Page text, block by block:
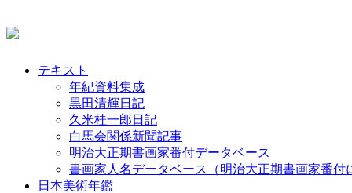
テキスト
年紀資料集成
黒田清輝日記
久米桂一郎日記
白馬会関係新聞記事
明治大正期書画家番付データベース
書画家人名データベース（明治大正期書画家番付
日本美術年鑑